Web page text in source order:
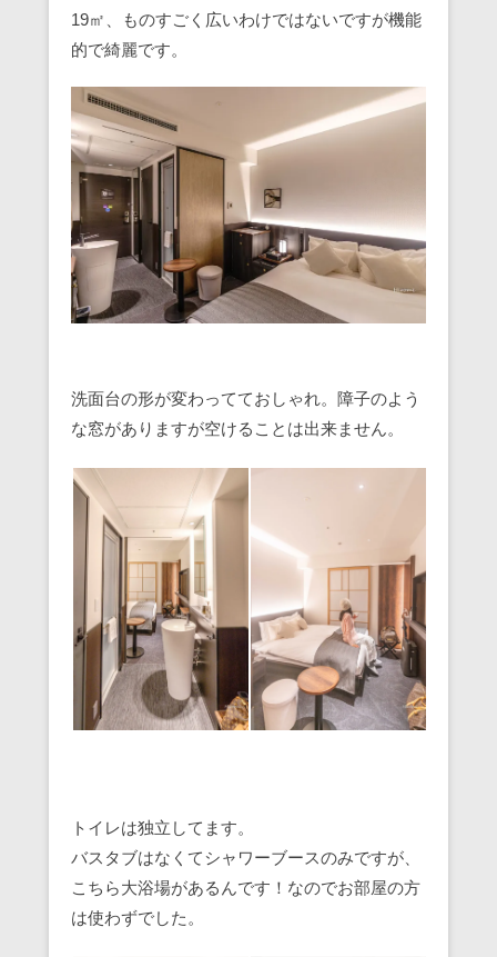
19㎡、ものすごく広いわけではないですが機能
的で綺麗です。
洗面台の形が変わってておしゃれ。障子のよう
な窓がありますが空けることは出来ません。
トイレは独立してます。
バスタブはなくてシャワーブースのみですが、
こちら大浴場があるんです！なのでお部屋の方
は使わずでした。